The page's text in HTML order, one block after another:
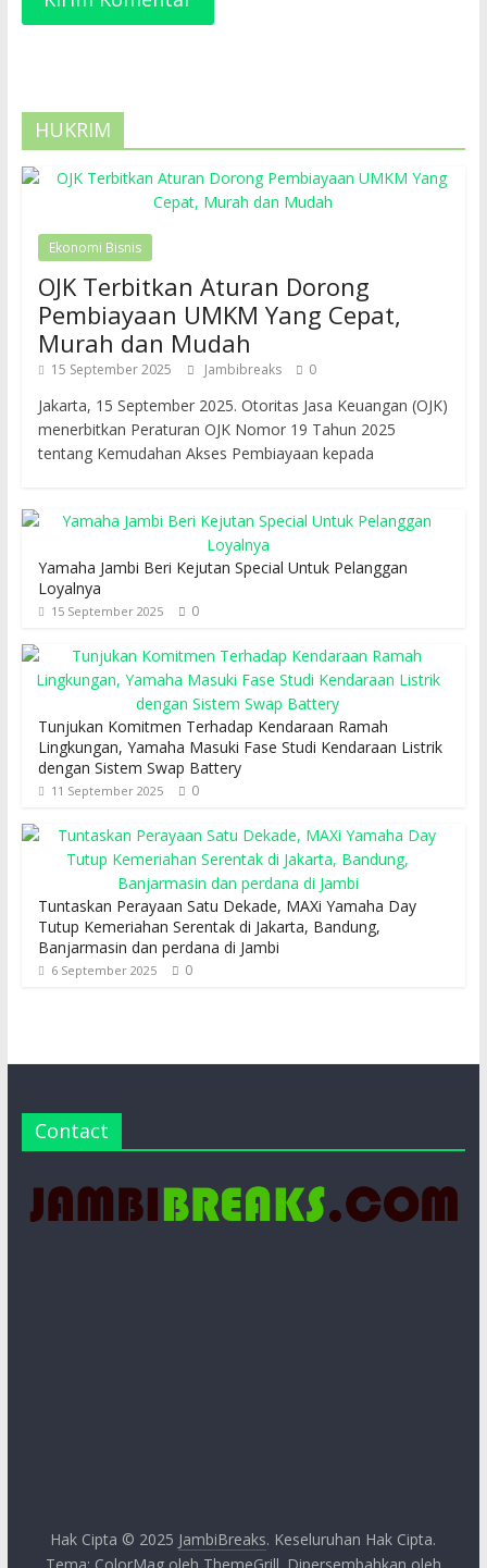
HUKRIM
Ekonomi Bisnis
OJK Terbitkan Aturan Dorong
Pembiayaan UMKM Yang Cepat,
Murah dan Mudah
15 September 2025 Jambibreaks 0
Jakarta, 15 September 2025. Otoritas Jasa Keuangan (OJK)
menerbitkan Peraturan OJK Nomor 19 Tahun 2025
tentang Kemudahan Akses Pembiayaan kepada
Yamaha Jambi Beri Kejutan Special Untuk Pelanggan
Loyalnya
15 September 2025 0
Tunjukan Komitmen Terhadap Kendaraan Ramah
Lingkungan, Yamaha Masuki Fase Studi Kendaraan Listrik
dengan Sistem Swap Battery
11 September 2025 0
Tuntaskan Perayaan Satu Dekade, MAXi Yamaha Day
Tutup Kemeriahan Serentak di Jakarta, Bandung,
Banjarmasin dan perdana di Jambi
6 September 2025 0
Contact
Hak Cipta © 2025 JambiBreaks. Keseluruhan Hak Cipta.